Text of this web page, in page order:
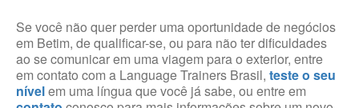
Se você não quer perder uma oportunidade de negócios
em Betim, de qualificar-se, ou para não ter dificuldades
ao se comunicar em uma viagem para o exterior, entre
em contato com a Language Trainers Brasil, teste o seu
nívelem uma língua que você já sabe, ou entre em